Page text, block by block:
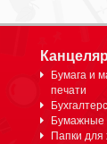
Бумага и
печати
Бумажные
Папки для